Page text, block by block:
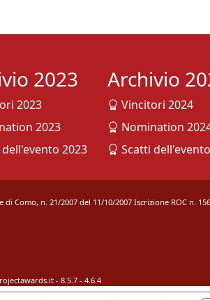
2023
2023
2023
2023
Archivio
Vincitori 2024
Nomination
Scatti
Como, n. 21/2007 del 11/10/2007 Iscrizione ROC n.
- 8.5.7 - 4.6.4